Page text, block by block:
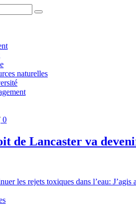
naturelles
0
de Lancaster va
les rejets toxiques dans l’eau: J’agis